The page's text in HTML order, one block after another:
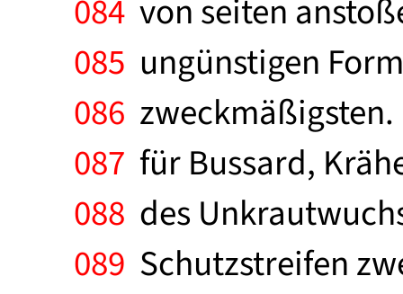
084 von seiten
085 ungünstigen
086
087 für Bussard,
088 des
089 Schutzstreifen